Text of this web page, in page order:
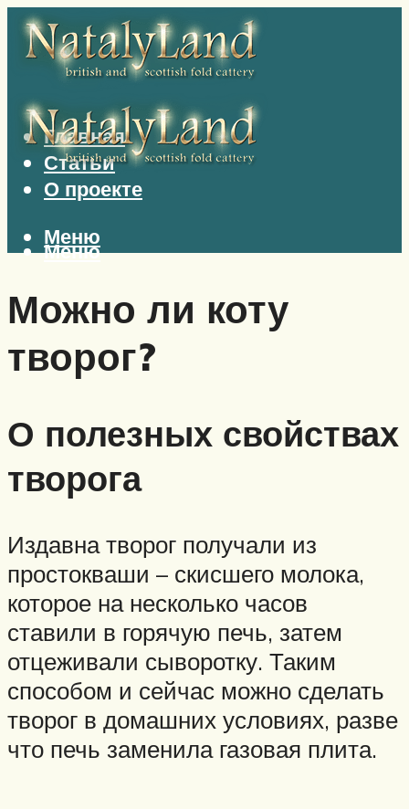
Главная
Статьи
О проекте
Меню
Меню
Можно ли коту
творог?
О полезных свойствах
творога
Издавна творог получали из
простокваши – скисшего молока,
которое на несколько часов
ставили в горячую печь, затем
отцеживали сыворотку. Таким
способом и сейчас можно сделать
творог в домашних условиях, разве
что печь заменила газовая плита.